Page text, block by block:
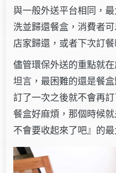
與一般外送平台相同，
洗並歸還餐盒，消費者
店家歸還，或者下次訂
儘管環保外送的重點就
坦言，最困難的還是餐
訂了一次之後就不會再
餐盒好麻煩，那個時候
不會要收起來了吧』的最